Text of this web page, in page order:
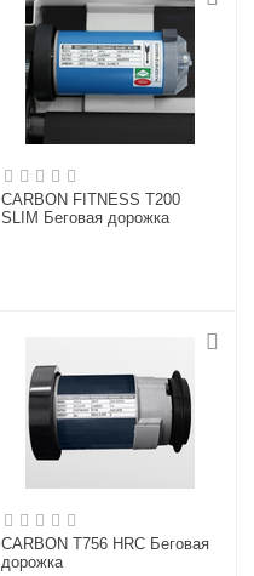
CARBON FITNESS T200
SLIM Беговая дорожка
CARBON T756 HRC Беговая
дорожка